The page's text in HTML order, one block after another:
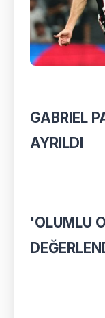
GABRIEL
AYRILDI
'OLUMLU